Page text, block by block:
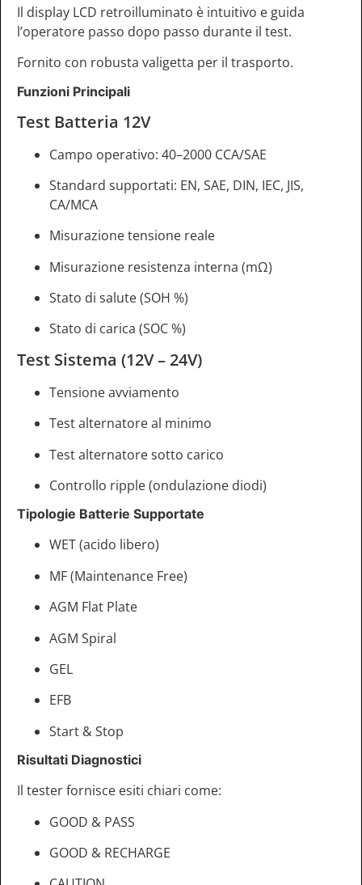
Il display LCD retroilluminato è intuitivo e guida
l’operatore passo dopo passo durante il test.
Fornito con robusta valigetta per il trasporto.
Funzioni Principali
Test Batteria 12V
Campo operativo: 40–2000 CCA/SAE
Standard supportati: EN, SAE, DIN, IEC, JIS,
CA/MCA
Misurazione tensione reale
Misurazione resistenza interna (mΩ)
Stato di salute (SOH %)
Stato di carica (SOC %)
Test Sistema (12V – 24V)
Tensione avviamento
Test alternatore al minimo
Test alternatore sotto carico
Controllo ripple (ondulazione diodi)
Tipologie Batterie Supportate
WET (acido libero)
MF (Maintenance Free)
AGM Flat Plate
AGM Spiral
GEL
EFB
Start & Stop
Risultati Diagnostici
Il tester fornisce esiti chiari come:
GOOD & PASS
GOOD & RECHARGE